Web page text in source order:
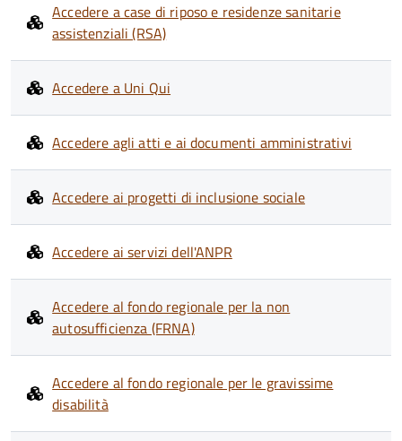
Accedere a case di riposo e residenze sanitarie
assistenziali (RSA)
Accedere a Uni Qui
Accedere agli atti e ai documenti amministrativi
Accedere ai progetti di inclusione sociale
Accedere ai servizi dell'ANPR
Accedere al fondo regionale per la non
autosufficienza (FRNA)
Accedere al fondo regionale per le gravissime
disabilità